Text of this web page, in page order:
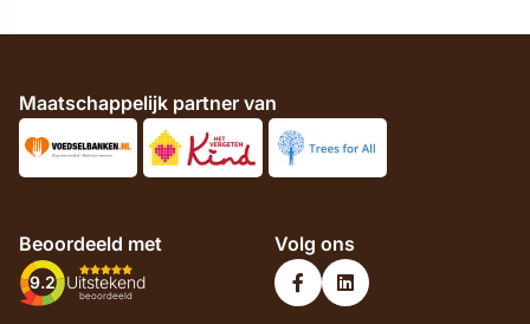
Maatschappelijk partner van
Beoordeeld met
9.2 Uitstekend
beoordeeld
Volg ons